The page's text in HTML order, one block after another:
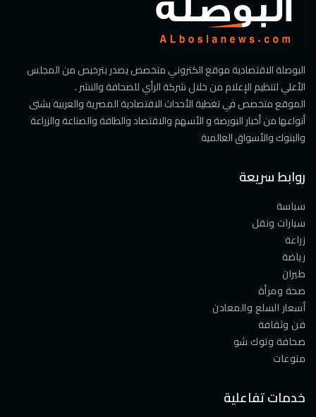
البوصلة الاقتصادية موقع الكتروني متخصص يصدر بترخيص من المجلس
الأعلي لتنظيم الإعلام من خلال شركة الرأي للصحافة والنشر .
الموقع متخصص في تغطية الأحداث الاقتصادية المصرية والعربية بشتى
أنواعها من أخبار البورصة و الأسهم والاقتصاد والطاقة والصناعة والزراعة
والبنوك والأسواق العالمية
روابط سريعة
سياسة
سيارات ونقل
زراعة
رياضة
طيران
صحة ومرأة
أسعار السلع والمعادن
فن وثقافة
صحافة وتوك شو
منوعات
خدمات تفاعلية